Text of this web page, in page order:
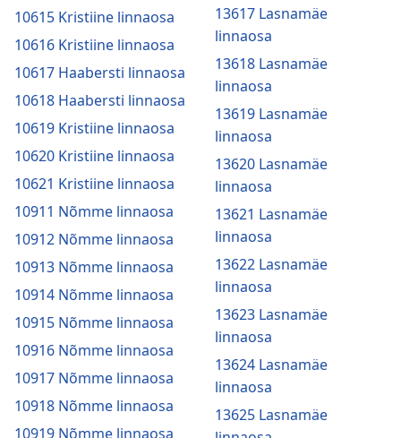
10615 Kristiine linnaosa
10616 Kristiine linnaosa
10617 Haabersti linnaosa
10618 Haabersti linnaosa
10619 Kristiine linnaosa
10620 Kristiine linnaosa
10621 Kristiine linnaosa
10911 Nõmme linnaosa
10912 Nõmme linnaosa
10913 Nõmme linnaosa
10914 Nõmme linnaosa
10915 Nõmme linnaosa
10916 Nõmme linnaosa
10917 Nõmme linnaosa
10918 Nõmme linnaosa
10919 Nõmme linnaosa
13617 Lasnamäe
linnaosa
13618 Lasnamäe
linnaosa
13619 Lasnamäe
linnaosa
13620 Lasnamäe
linnaosa
13621 Lasnamäe
linnaosa
13622 Lasnamäe
linnaosa
13623 Lasnamäe
linnaosa
13624 Lasnamäe
linnaosa
13625 Lasnamäe